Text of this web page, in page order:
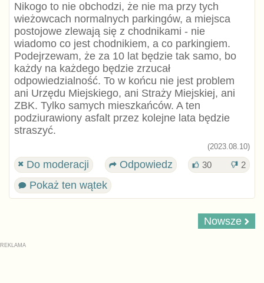
Nikogo to nie obchodzi, że nie ma przy tych
wieżowcach normalnych parkingów, a miejsca
postojowe zlewają się z chodnikami - nie
wiadomo co jest chodnikiem, a co parkingiem.
Podejrzewam, że za 10 lat będzie tak samo, bo
każdy na każdego będzie zrzucał
odpowiedzialność. To w końcu nie jest problem
ani Urzędu Miejskiego, ani Straży Miejskiej, ani
ZBK. Tylko samych mieszkańców. A ten
podziurawiony asfalt przez kolejne lata będzie
straszyć.
(2023.08.10)
Do moderacji Odpowiedz 30 2
Pokaż ten wątek
Nowsze